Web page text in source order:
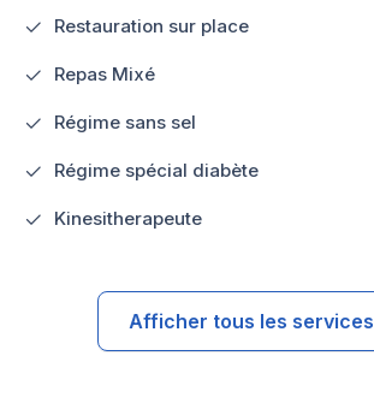
Restauration sur place
Repas Mixé
Régime sans sel
Régime spécial diabète
Kinesitherapeute
Afficher tous les services